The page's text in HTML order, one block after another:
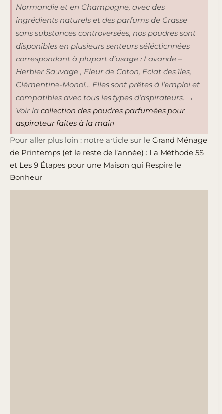
Normandie et en Champagne, avec des
ingrédients naturels et des parfums de Grasse
sans substances controversées, nos poudres sont
disponibles en plusieurs senteurs séléctionnées
correspondant à plupart d’usage : Lavande –
Herbier Sauvage , Fleur de Coton, Eclat des îles,
Clémentine-Monoï… Elles sont prêtes à l’emploi et
compatibles avec tous les types d’aspirateurs. →
Voir la collection des poudres parfumées pour
aspirateur faites à la main
Pour aller plus loin : notre article sur le Grand Ménage
de Printemps (et le reste de l’année) : La Méthode 5S
et Les 9 Étapes pour une Maison qui Respire le
Bonheur